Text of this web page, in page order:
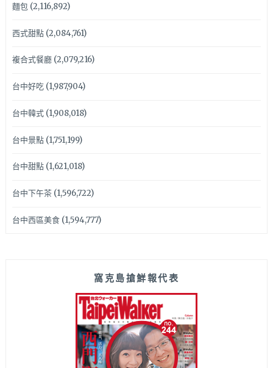
麵包(2,116,892)
西式甜點(2,084,761)
複合式餐廳(2,079,216)
台中好吃(1,987,904)
台中韓式(1,908,018)
台中景點(1,751,199)
台中甜點(1,621,018)
台中下午茶(1,596,722)
台中西區美食(1,594,777)
窩克島搶鮮報代表